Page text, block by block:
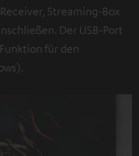
Streaming-Box
Der USB-Port
für den